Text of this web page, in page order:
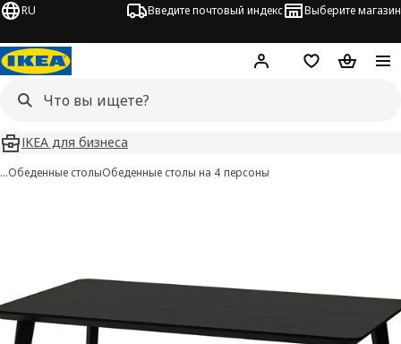
RU Введите почтовый индекс Выберите магазин
Hej! ВойтиСписокКорзина
IKEA для бизнеса
…Обеденные столыОбеденные столы на 4 персоны